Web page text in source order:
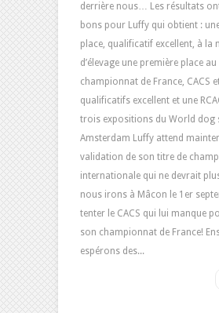
derrière nous… Les résultats
bons pour Luffy qui obtient :
place, qualificatif excellent, à la
d’élevage une première place au
championnat de France, CACS
qualificatifs excellent et une
trois expositions du World dog
Amsterdam Luffy attend
validation de son titre de
internationale qui ne devrait
nous irons à Mâcon le 1er
tenter le CACS qui lui manque
son championnat de France!
espérons des...